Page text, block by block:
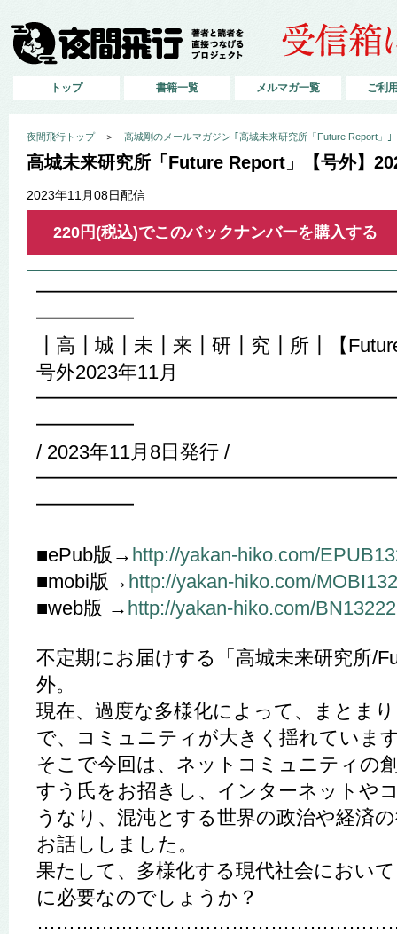
トップ 書籍一覧 メルマガ一覧 ご利
夜間飛行トップ＞ 高城剛のメールマガジン ｢高城未来研究所「Future Report」｣
高城未来研究所「Future Report」【号外】
2023年11月08日配信
220円(税込)でこのバックナンバーを購入する
━━━━━
┃高┃城┃未┃来┃研┃究┃所┃【Future
号外2023年11月
━━━━━
/ 2023年11月8日発行 /
━━━━━
■ePub版→ http://yakan-hiko.com/
■mobi版→ http://yakan-hiko.com/
■web版 → http://yakan-hiko.com/BN13222
不定期にお届けする「高城未来研究所/
外。
現在、過度な多様化によって、まとま
で、コミュニティが大きく揺れていま
そこで今回は、ネットコミュニティの
すう氏をお招きし、インターネットや
うなり、混沌とする世界の政治や経済
お話ししました。
果たして、多様化する現代社会におい
に必要なのでしょうか？